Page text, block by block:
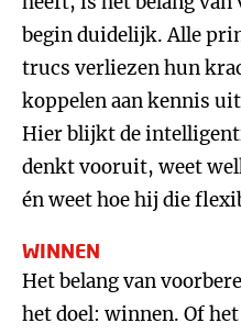
begin duidelijk. Alle
trucs verliezen hun
koppelen aan kennis
Hier blijkt de
denkt vooruit, weet
én weet hoe hij die
WINNEN
Het belang van
het doel: winnen. Of